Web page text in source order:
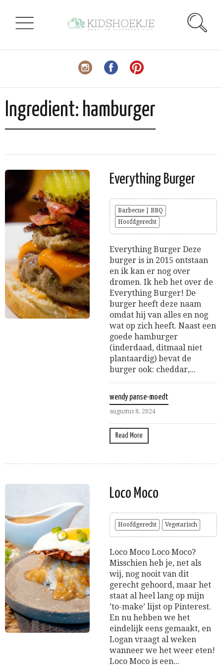
Ingredient: hamburger
Everything Burger
Barbecue | BBQ
Hoofdgerecht
Everything Burger Deze
burger is in 2015 ontstaan
en ik kan er nog over
dromen. Ik heb het over de
Everything Burger! De
burger heeft deze naam
omdat hij van alles en nog
wat op zich heeft. Naast een
goede hamburger
(inderdaad, ditmaal niet
plantaardig) bevat de
burger ook: cheddar,...
wendy panse-moedt
augustus 8, 2024
Read More
Loco Moco
Hoofdgerecht Vegetarisch
Loco Moco Loco Moco?
Misschien heb je, net als
wij, nog nooit van dit
gerecht gehoord, maar het
staat al heel lang op mijn
’to-make’ lijst op Pinterest.
En nu hebben we het
eindelijk eens gemaakt, en
Logan vraagt al weken
wanneer we het weer eten!
Loco Moco is een...